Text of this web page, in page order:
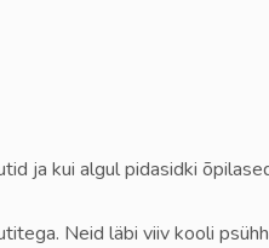
ja kui algul pidasidki
Neid läbi viiv kooli